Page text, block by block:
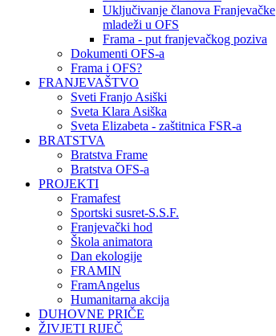
Uključivanje članova Franjevačke
mladeži u OFS
Frama - put franjevačkog poziva
Dokumenti OFS-a
Frama i OFS?
FRANJEVAŠTVO
Sveti Franjo Asiški
Sveta Klara Asiška
Sveta Elizabeta - zaštitnica FSR-a
BRATSTVA
Bratstva Frame
Bratstva OFS-a
PROJEKTI
Framafest
Sportski susret-S.S.F.
Franjevački hod
Škola animatora
Dan ekologije
FRAMIN
FramAngelus
Humanitarna akcija
DUHOVNE PRIČE
ŽIVJETI RIJEČ